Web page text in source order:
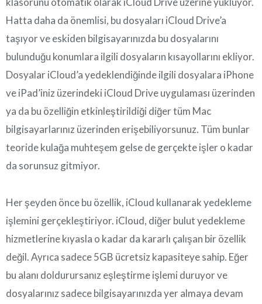
Hatta daha da önemlisi, bu dosyaları iCloud Drive’a
taşıyor ve eskiden bilgisayarınızda bu dosyalarını
bulunduğu konumlara ilgili dosyaların kısayollarını ekliyor.
Dosyalar iCloud’a yedeklendiğinde ilgili dosyalara iPhone
ve iPad’iniz üzerindeki iCloud Drive uygulaması üzerinden
ya da bu özelliğin etkinleştirildiği diğer tüm Mac
bilgisayarlarınız üzerinden erişebiliyorsunuz. Tüm bunlar
teoride kulağa muhteşem gelse de gerçekte işler o kadar
da sorunsuz gitmiyor.
Her şeyden önce bu özellik, iCloud kullanarak yedekleme
işlemini gerçekleştiriyor. iCloud, diğer bulut yedekleme
hizmetlerine kıyasla o kadar da kararlı çalışan bir özellik
değil. Ayrıca sadece 5GB ücretsiz kapasiteye sahip. Eğer
bu alanı doldurursanız eşleştirme işlemi duruyor ve
dosyalarınız sadece bilgisayarınızda yer almaya devam